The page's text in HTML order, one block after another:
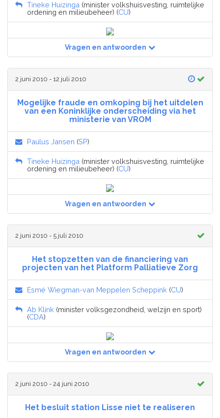
Tineke Huizinga (minister volkshuisvesting, ruimtelijke
ordening en milieubeheer) (CU)
Vragen en antwoorden
2 juni 2010 - 12 juli 2010
Mogelijke fraude en omkoping bij het uitdelen
van een Koninklijke onderscheiding via het
ministerie van VROM
Paulus Jansen (SP)
Tineke Huizinga (minister volkshuisvesting, ruimtelijke
ordening en milieubeheer) (CU)
Vragen en antwoorden
2 juni 2010 - 5 juli 2010
Het stopzetten van de financiering van
projecten van het Platform Palliatieve Zorg
Esmé Wiegman-van Meppelen Scheppink (CU)
Ab Klink (minister volksgezondheid, welzijn en sport)
(CDA)
Vragen en antwoorden
2 juni 2010 - 24 juni 2010
Het besluit station Lisse niet te realiseren